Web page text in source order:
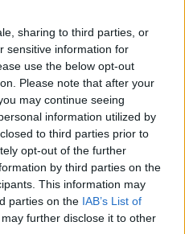
sharing to third parties, or
sensitive information for
use the below opt-out
Please note that after your
may continue seeing
information utilized by
to third parties prior to
opt-out of the further
by third parties on the
This information may
parties on the IAB’s List of
further disclose it to other
*
27.03.
1998
#608
05.08.
2008*
*
#976
16.01.